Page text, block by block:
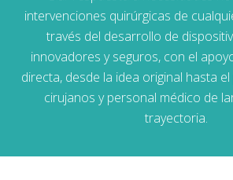
intervenciones quirúrgicas de
través del desarrollo de
innovadores y seguros, con el
directa, desde la idea original hasta
cirujanos y personal médico de
trayectoria.